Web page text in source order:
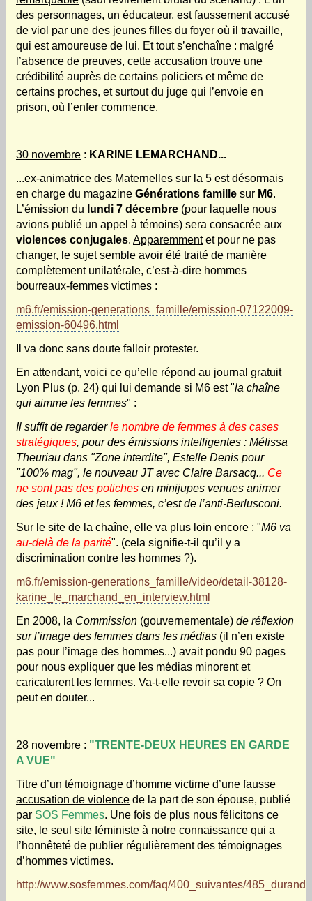
des personnages, un éducateur, est faussement accusé
de viol par une des jeunes filles du foyer où il travaille,
qui est amoureuse de lui. Et tout s’enchaîne : malgré
l’absence de preuves, cette accusation trouve une
crédibilité auprès de certains policiers et même de
certains proches, et surtout du juge qui l’envoie en
prison, où l’enfer commence.
30 novembre : KARINE LEMARCHAND...
...ex-animatrice des Maternelles sur la 5 est désormais
en charge du magazine Générations famille sur M6.
L’émission du lundi 7 décembre (pour laquelle nous
avions publié un appel à témoins) sera consacrée aux
violences conjugales. Apparemmentet pour ne pas
changer, le sujet semble avoir été traité de manière
complètement unilatérale, c’est-à-dire hommes
bourreaux-femmes victimes :
m6.fr/emission-generations_famille/emission-07122009-
emission-60496.html
Il va donc sans doute falloir protester.
En attendant, voici ce qu’elle répond au journal gratuit
Lyon Plus (p. 24) qui lui demande si M6 est "la chaîne
qui aimme les femmes" :
Il suffit de regarderle nombre de femmes à des cases
stratégiques, pour des émissions intelligentes : Mélissa
Theuriau dans "Zone interdite", Estelle Denis pour
"100% mag", le nouveau JT avec Claire Barsacq... Ce
ne sont pas des potiches en minijupes venues animer
des jeux ! M6 et les femmes, c’est de l’anti-Berlusconi.
Sur le site de la chaîne, elle va plus loin encore : "M6 va
au-delà de la parité". (cela signifie-t-il qu’il y a
discrimination contre les hommes ?).
m6.fr/emission-generations_famille/video/detail-38128-
karine_le_marchand_en_interview.html
En 2008, la Commission (gouvernementale) de réflexion
sur l’image des femmes dans les médias (il n’en existe
pas pour l’image des hommes...) avait pondu 90 pages
pour nous expliquer que les médias minorent et
caricaturent les femmes. Va-t-elle revoir sa copie ? On
peut en douter...
28 novembre : "TRENTE-DEUX HEURES EN GARDE
A VUE"
Titre d’un témoignage d’homme victime d’une fausse
accusation de violence de la part de son épouse, publié
par SOS Femmes. Une fois de plus nous félicitons ce
site, le seul site féministe à notre connaissance qui a
l’honnêteté de publier régulièrement des témoignages
d’hommes victimes.
http://www.sosfemmes.com/faq/400_suivantes/